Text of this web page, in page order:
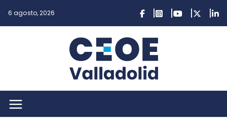
6 agosto, 2026